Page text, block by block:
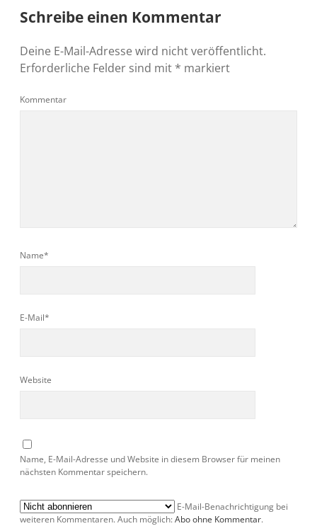
Schreibe einen Kommentar
Deine E-Mail-Adresse wird nicht veröffentlicht.
Erforderliche Felder sind mit * markiert
Kommentar
Name*
E-Mail*
Website
Name, E-Mail-Adresse und Website in diesem Browser für meinen
nächsten Kommentar speichern.
E-Mail-Benachrichtigung bei
weiteren Kommentaren. Auch möglich: Abo ohne Kommentar.